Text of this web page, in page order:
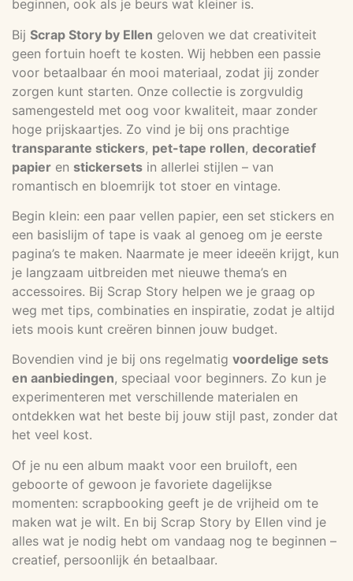
beginnen, ook als je beurs wat kleiner is.
Bij Scrap Story by Ellen geloven we dat creativiteit
geen fortuin hoeft te kosten. Wij hebben een passie
voor betaalbaar én mooi materiaal, zodat jij zonder
zorgen kunt starten. Onze collectie is zorgvuldig
samengesteld met oog voor kwaliteit, maar zonder
hoge prijskaartjes. Zo vind je bij ons prachtige
transparante stickers, pet-tape rollen, decoratief
papier en stickersets in allerlei stijlen – van
romantisch en bloemrijk tot stoer en vintage.
Begin klein: een paar vellen papier, een set stickers en
een basislijm of tape is vaak al genoeg om je eerste
pagina’s te maken. Naarmate je meer ideeën krijgt, kun
je langzaam uitbreiden met nieuwe thema’s en
accessoires. Bij Scrap Story helpen we je graag op
weg met tips, combinaties en inspiratie, zodat je altijd
iets moois kunt creëren binnen jouw budget.
Bovendien vind je bij ons regelmatig voordelige sets
en aanbiedingen, speciaal voor beginners. Zo kun je
experimenteren met verschillende materialen en
ontdekken wat het beste bij jouw stijl past, zonder dat
het veel kost.
Of je nu een album maakt voor een bruiloft, een
geboorte of gewoon je favoriete dagelijkse
momenten: scrapbooking geeft je de vrijheid om te
maken wat je wilt. En bij Scrap Story by Ellen vind je
alles wat je nodig hebt om vandaag nog te beginnen –
creatief, persoonlijk én betaalbaar.